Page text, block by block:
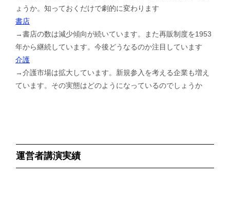
ょうか。知っておくだけで劇的に変わります
書店
→書店の数は減少傾向が続いています。また再販制度を1953
年から継続しています。今後どうなるのか注目しています
介護
→介護市場は拡大しています。新規参入を考える企業も増え
ています。その実態はどのようになっているのでしょうか
運営者講演実績